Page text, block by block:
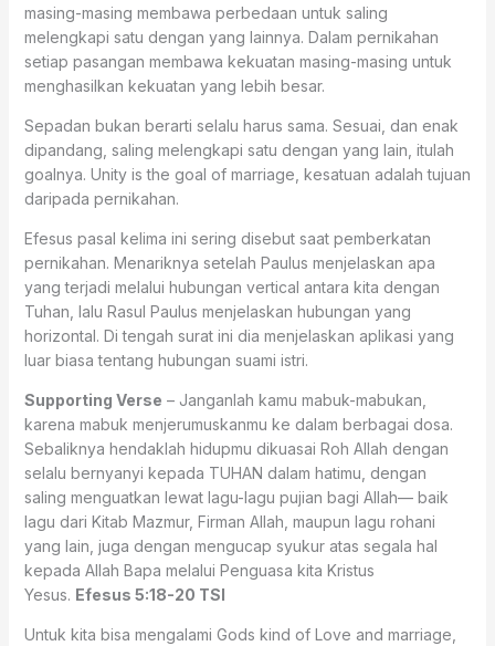
masing-masing membawa perbedaan untuk saling
melengkapi satu dengan yang lainnya. Dalam pernikahan
setiap pasangan membawa kekuatan masing-masing untuk
menghasilkan kekuatan yang lebih besar.
Sepadan bukan berarti selalu harus sama. Sesuai, dan enak
dipandang, saling melengkapi satu dengan yang lain, itulah
goalnya. Unity is the goal of marriage, kesatuan adalah tujuan
daripada pernikahan.
Efesus pasal kelima ini sering disebut saat pemberkatan
pernikahan. Menariknya setelah Paulus menjelaskan apa
yang terjadi melalui hubungan vertical antara kita dengan
Tuhan, lalu Rasul Paulus menjelaskan hubungan yang
horizontal. Di tengah surat ini dia menjelaskan aplikasi yang
luar biasa tentang hubungan suami istri.
Supporting Verse – Janganlah kamu mabuk-mabukan,
karena mabuk menjerumuskanmu ke dalam berbagai dosa.
Sebaliknya hendaklah hidupmu dikuasai Roh Allah dengan
selalu bernyanyi kepada TUHAN dalam hatimu, dengan
saling menguatkan lewat lagu-lagu pujian bagi Allah— baik
lagu dari Kitab Mazmur, Firman Allah, maupun lagu rohani
yang lain, juga dengan mengucap syukur atas segala hal
kepada Allah Bapa melalui Penguasa kita Kristus
Yesus. Efesus 5:18-20 TSI
Untuk kita bisa mengalami Gods kind of Love and marriage,